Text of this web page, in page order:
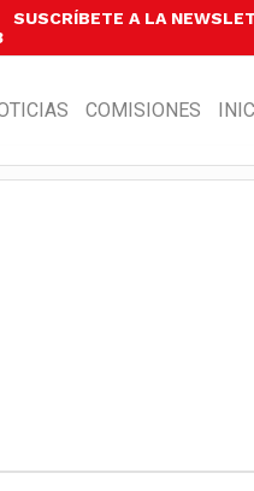
SUSCRÍBETE A LA
COMISIONES